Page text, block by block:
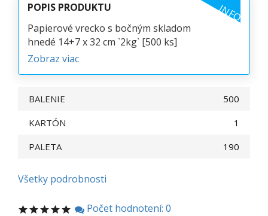
POPIS PRODUKTU INFO
Papierové vrecko s bočným skladom
hnedé 14+7 x 32 cm `2kg` [500 ks]
Zobraz viac
BALENIE
500
KARTÓN
1
PALETA
190
Všetky podrobnosti
Počet hodnotení: 0